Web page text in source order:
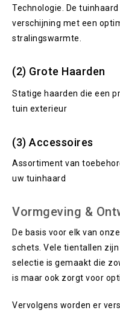
Technologie. De
verschijning met een
stralingswarmte.
(2) Grote Haarden
Statige haarden die een
tuin exterieur
(3) Accessoires
Assortiment van
uw tuinhaard
Vormgeving &
De basis voor elk van
schets. Vele tientallen
selectie is gemaakt die
is maar ook zorgt voor
Vervolgens worden er